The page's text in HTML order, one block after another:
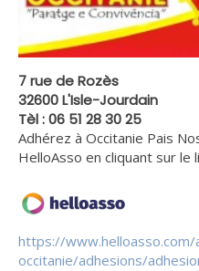
7 rue de Rozès
32600 L'Isle-Jourdain
Tèl : 06 51 28 30 25
Adhérez à Occitanie Pais
HelloAsso en cliquant sur le
https://
occitanie/adhesions/